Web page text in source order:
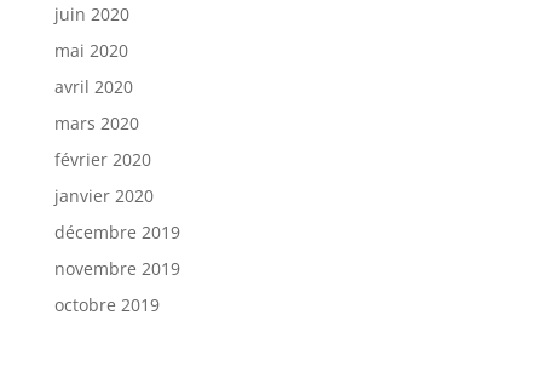
juin 2020
mai 2020
avril 2020
mars 2020
février 2020
janvier 2020
décembre 2019
novembre 2019
octobre 2019